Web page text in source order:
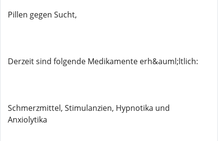
Pillen gegen Sucht,
Derzeit sind folgende Medikamente erh&auml;ltlich:
Schmerzmittel, Stimulanzien, Hypnotika und
Anxiolytika